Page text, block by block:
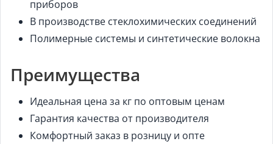
приборов
В производстве стеклохимических соединений
Полимерные системы и синтетические волокна
Преимущества
Идеальная цена за кг по оптовым ценам
Гарантия качества от производителя
Комфортный заказ в розницу и опте